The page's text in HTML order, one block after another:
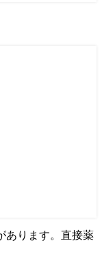
あります。直接薬